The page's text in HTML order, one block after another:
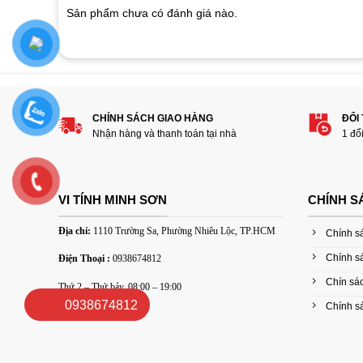
customer
ratings
Sản phẩm chưa có đánh giá nào.
Hãy là người đánh giá đầu tiên cho sản
1 3 4
Thêm ảnh đánh giá
CHÍNH SÁCH GIAO HÀNG
Nhận hàng và thanh toán tại nhà
ĐỔI
1
VI TÍNH MINH SƠN
Địa chỉ: 1110 Trường Sa, Phường Nhiêu Lộc, TP.HCM
Điện Thoại : 0938674812
Thứ 2 – Thứ bảy, 08:00 – 19:00
CHÍNH
Chính
Chính
Chín
Chính
0938674812